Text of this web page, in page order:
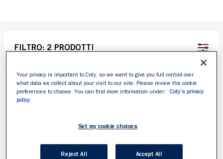
FILTRO: 2 PRODOTTI
Your privacy is important to Coty, so we want to give you full control over
what data we collect about your visit to our site. Please review the cookie
preferences to choose. You can find more information under:
Coty's privacy
policy
Set my cookie choices
Reject All Accept All